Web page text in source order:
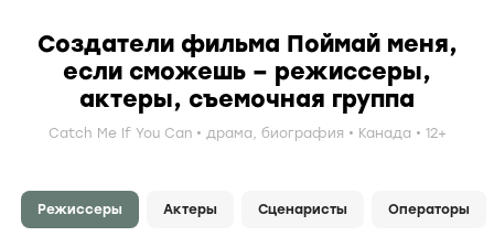
Создатели фильма Поймай меня,
если сможешь – режиссеры,
актеры, съемочная группа
Catch Me If You Can драма, биография Канада 12+
Режиссеры Актеры Сценаристы Операторы